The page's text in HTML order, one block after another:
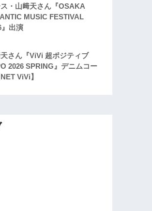
・山﨑天さん『OSAKA
MUSIC FESTIVAL
』出演
さん『ViVi 超ポジティブ
2026 SPRING』デニムコー
ViVi】